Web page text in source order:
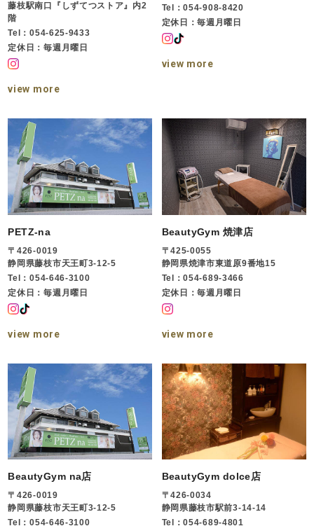
藤枝駅南口『しずてつストア』内2
階
Tel：054-625-9433
定休日：毎週月曜日
view more
Tel：054-908-8420
定休日：毎週月曜日
view more
PETZ-na
〒426-0019
静岡県藤枝市天王町3-12-5
Tel：054-646-3100
定休日：毎週月曜日
view more
BeautyGym 焼津店
〒425-0055
静岡県焼津市東道原9番地15
Tel：054-689-3466
定休日：毎週月曜日
view more
BeautyGym na店
〒426-0019
静岡県藤枝市天王町3-12-5
Tel：054-646-3100
BeautyGym dolce店
〒426-0034
静岡県藤枝市駅前3-14-14
Tel：054-689-4801